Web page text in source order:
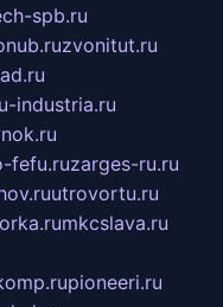
spb.ru
zvonitut.ru
industria.ru
fefu.ruzarges-ru.ru
utrovortu.ru
mkcslava.ru
pioneeri.ru